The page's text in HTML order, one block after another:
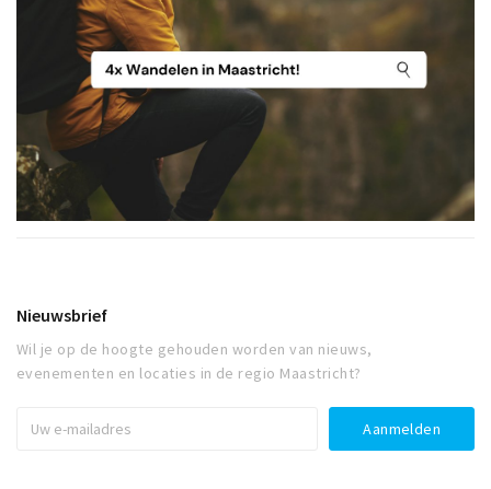
Nieuwsbrief
Wil je op de hoogte gehouden worden van nieuws,
evenementen en locaties in de regio Maastricht?